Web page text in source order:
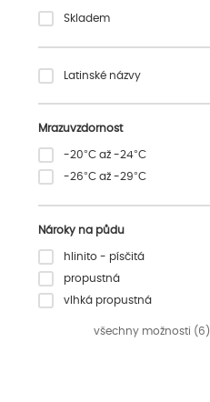
Skladem
Latinské názvy
Mrazuvzdornost
-20°C až -24°C
-26°C až -29°C
Nároky na půdu
hlinito - písčitá
propustná
vlhká propustná
všechny možnosti (6)